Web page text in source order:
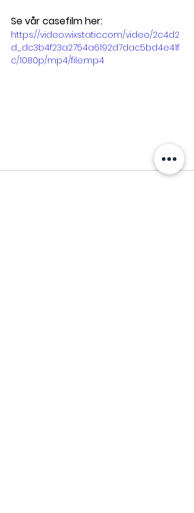
Se vår casefilm her:
https://video.wixstatic.com/video/2c4d2
d_dc3b4f23a2754a6192d7dac5bd4e41f
c/1080p/mp4/file.mp4